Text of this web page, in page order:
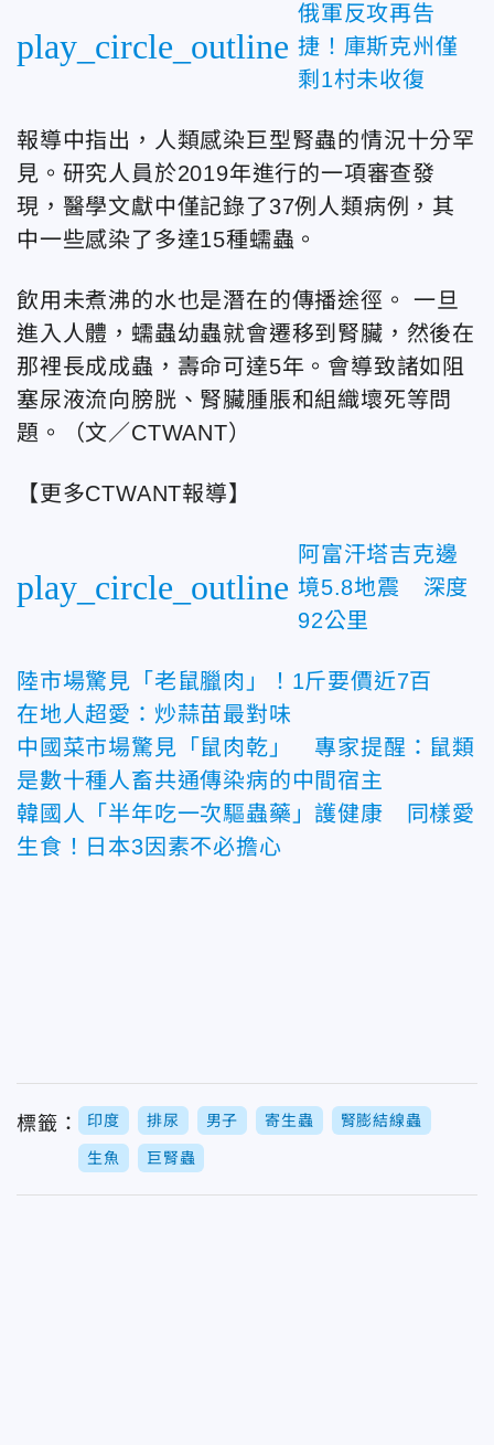
play_circle_outline
俄軍反攻再告
捷！庫斯克州僅
剩1村未收復
報導中指出，人類感染巨型腎蟲的情況十分罕
見。研究人員於2019年進行的一項審查發
現，醫學文獻中僅記錄了37例人類病例，其
中一些感染了多達15種蠕蟲。
飲用未煮沸的水也是潛在的傳播途徑。 一旦
進入人體，蠕蟲幼蟲就會遷移到腎臟，然後在
那裡長成成蟲，壽命可達5年。會導致諸如阻
塞尿液流向膀胱、腎臟腫脹和組織壞死等問
題。（文／CTWANT）
【更多CTWANT報導】
play_circle_outline
阿富汗塔吉克邊
境5.8地震 深度
92公里
陸市場驚見「老鼠臘肉」！1斤要價近7百
在地人超愛：炒蒜苗最對味
中國菜市場驚見「鼠肉乾」 專家提醒：鼠類
是數十種人畜共通傳染病的中間宿主
韓國人「半年吃一次驅蟲藥」護健康 同樣愛
生食！日本3因素不必擔心
標籤： 印度 排尿 男子 寄生蟲 腎膨結線蟲
生魚 巨腎蟲